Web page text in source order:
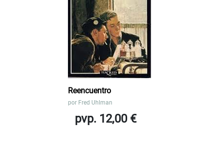
Reencuentro
por Fred Uhlman
pvp. 12,00 €